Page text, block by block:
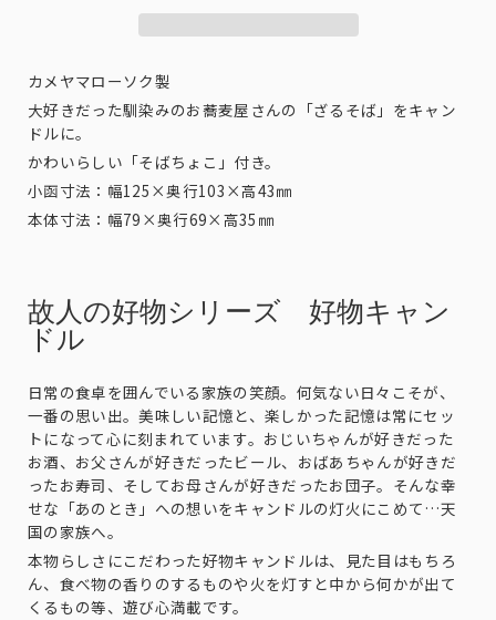
カメヤマローソク製
大好きだった馴染みのお蕎麦屋さんの「ざるそば」をキャン
ドルに。
かわいらしい「そばちょこ」付き。
小函寸法：幅125×奥行103×高43㎜
本体寸法：幅79×奥行69×高35㎜
故人の好物シリーズ 好物キャン
ドル
日常の食卓を囲んでいる家族の笑顔。何気ない日々こそが、
一番の思い出。美味しい記憶と、楽しかった記憶は常にセッ
トになって心に刻まれています。おじいちゃんが好きだった
お酒、お父さんが好きだったビール、おばあちゃんが好きだ
ったお寿司、そしてお母さんが好きだったお団子。そんな幸
せな「あのとき」への想いをキャンドルの灯火にこめて…天
国の家族へ。
本物らしさにこだわった好物キャンドルは、見た目はもちろ
ん、食べ物の香りのするものや火を灯すと中から何かが出て
くるもの等、遊び心満載です。